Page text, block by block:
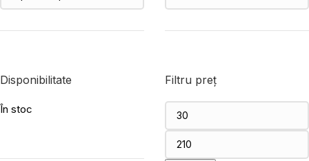
Disponibilitate
În stoc
Filtru preț